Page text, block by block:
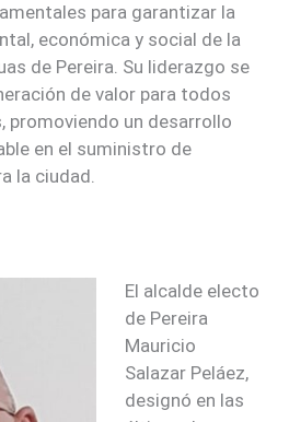
para garantizar la
económica y social de la
de Pereira. Su liderazgo se
de valor para todos
promoviendo un desarrollo
en el suministro de
la ciudad.
El alcalde electo
de Pereira
Mauricio
Salazar Peláez,
designó en las